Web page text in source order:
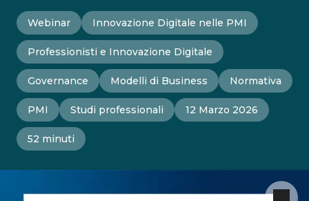
Webinar Innovazione Digitale nelle PMI
Professionisti e Innovazione Digitale
Governance Modelli di Business Normativa
PMI Studi professionali 12 Marzo 2026
52 minuti